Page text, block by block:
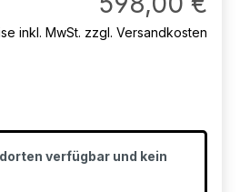
inkl. MwSt. zzgl. Versandkosten
verfügbar und kein